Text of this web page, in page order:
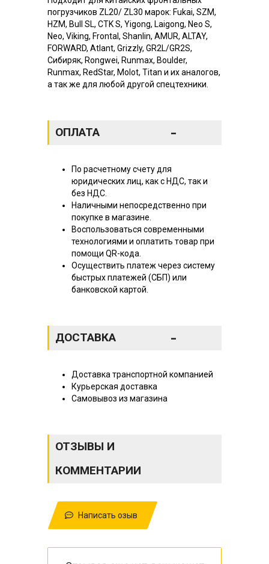
погрузчиков ZL20/ ZL30 марок: Fukai, SZM,
HZM, Bull SL, CTK S, Yigong, Laigong, Neo S,
Neo, Viking, Frontal, Shanlin, AMUR, ALTAY,
FORWARD, Atlant, Grizzly, GR2L/GR2S,
Сибиряк, Rongwei, Runmax, Boulder,
Runmax, RedStar, Molot, Titan и их аналогов,
а так же для любой другой спецтехники.
ОПЛАТА -
По расчетному счету для
юридических лиц, как с НДС, так и
без НДС.
Наличными непосредственно при
покупке в магазине.
Воспользоваться современными
технологиями и оплатить товар при
помощи QR-кода.
Осуществить платеж через систему
быстрых платежей (СБП) или
банковской картой.
ДОСТАВКА -
Доставка транспортной компанией
Курьерская доставка
Самовывоз из магазина
ОТЗЫВЫ И
КОММЕНТАРИИ
Написать озыв